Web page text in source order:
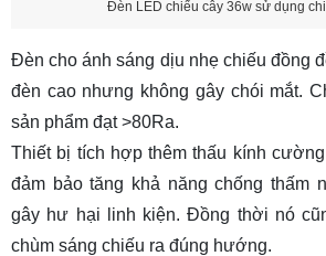
Đèn LED chiếu cây 36w sử dụng
Đèn cho ánh sáng dịu nhẹ chiếu đồng
đèn cao nhưng không gây chói mắt.
sản phẩm đạt >80Ra.
Thiết bị tích hợp thêm thấu kính
đảm bảo tăng khả năng chống thấm
gây hư hại linh kiện. Đồng thời nó
chùm sáng chiếu ra đúng hướng.